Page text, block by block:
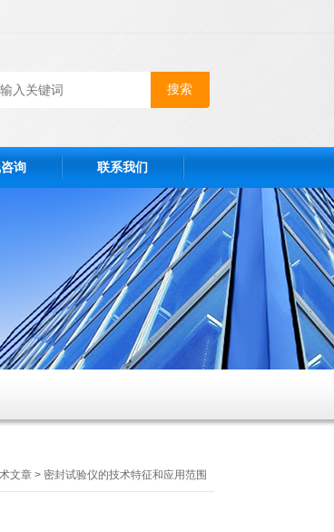
询 联系我们
文章 > 密封试验仪的技术特征和应用范围